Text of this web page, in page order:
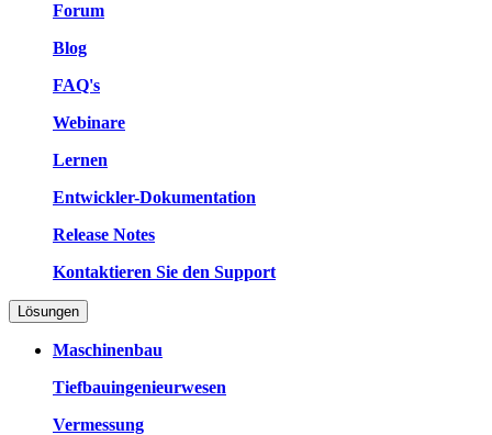
Forum
Blog
FAQ's
Webinare
Lernen
Entwickler-Dokumentation
Release Notes
Kontaktieren Sie den Support
Lösungen
Maschinenbau
Tiefbauingenieurwesen
Vermessung